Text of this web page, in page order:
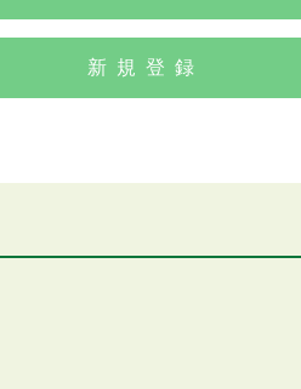
新規登録